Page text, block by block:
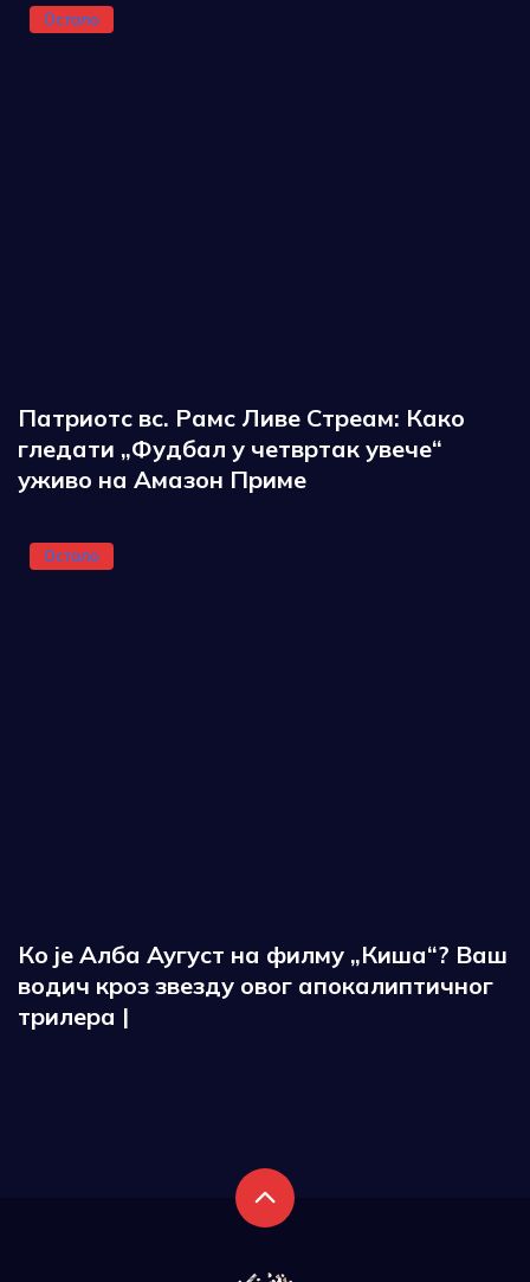
Остало
Патриотс вс. Рамс Ливе Стреам: Како
гледати „Фудбал у четвртак увече“
уживо на Амазон Приме
Остало
Ко је Алба Аугуст на филму „Киша“? Ваш
водич кроз звезду овог апокалиптичног
трилера |